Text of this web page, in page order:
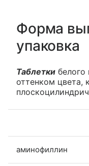
Форма
упаковка
Таблетки белого
оттенком цвета,
аминофиллин